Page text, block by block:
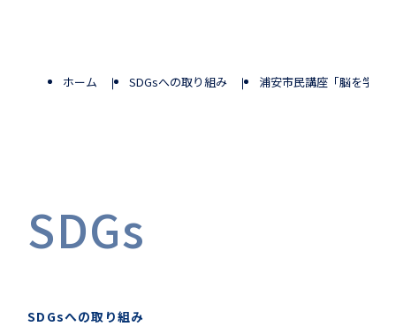
SDGs
SDGsへの取り組み
ホーム SDGsへの取り組み 浦安市民講座「脳を学び